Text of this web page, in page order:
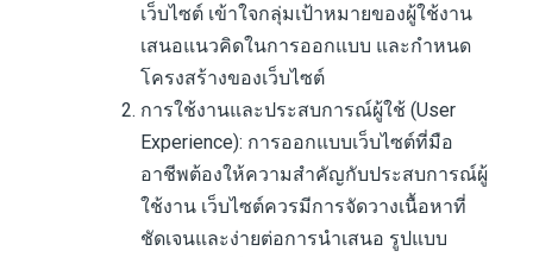
เว็บไซต์ เข้าใจกลุ่มเป้าหมายของผู้ใช้งาน
เสนอแนวคิดในการออกแบบ และกำหนด
โครงสร้างของเว็บไซต์
การใช้งานและประสบการณ์ผู้ใช้ (User
Experience): การออกแบบเว็บไซต์ที่มือ
อาชีพต้องให้ความสำคัญกับประสบการณ์ผู้
ใช้งาน เว็บไซต์ควรมีการจัดวางเนื้อหาที่
ชัดเจนและง่ายต่อการนำเสนอ รูปแบบ